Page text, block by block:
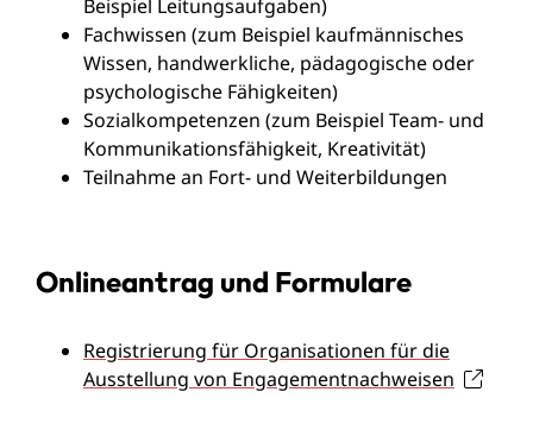
Beispiel Leitungsaufgaben)
Fachwissen (zum Beispiel kaufmännisches
Wissen, handwerkliche, pädagogische oder
psychologische Fähigkeiten)
Sozialkompetenzen (zum Beispiel Team- und
Kommunikationsfähigkeit, Kreativität)
Teilnahme an Fort- und Weiterbildungen
Onlineantrag und Formulare
Registrierung für Organisationen für die
Ausstellung von Engagementnachweisen